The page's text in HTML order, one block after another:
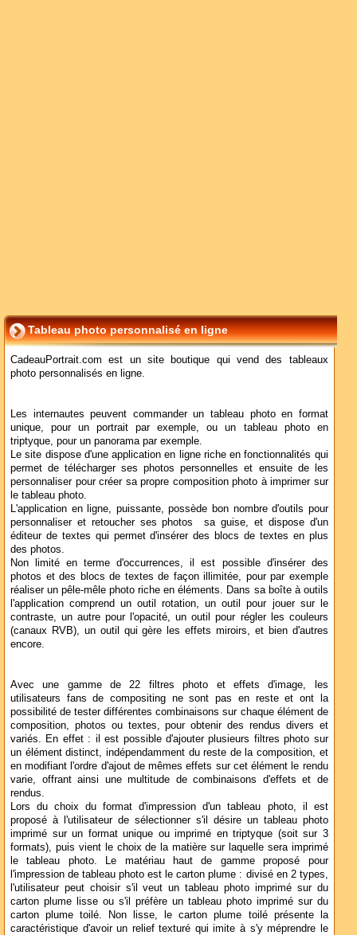
Tableau photo personnalisé en ligne
CadeauPortrait.com est un site boutique qui vend des tableaux
photo personnalisés en ligne.
Les internautes peuvent commander un tableau photo en format
unique, pour un portrait par exemple, ou un tableau photo en
triptyque, pour un panorama par exemple.
Le site dispose d'une application en ligne riche en fonctionnalités qui
permet de télécharger ses photos personnelles et ensuite de les
personnaliser pour créer sa propre composition photo à imprimer sur
le tableau photo.
L'application en ligne, puissante, possède bon nombre d'outils pour
personnaliser et retoucher ses photos sa guise, et dispose d'un
éditeur de textes qui permet d'insérer des blocs de textes en plus
des photos.
Non limité en terme d'occurrences, il est possible d'insérer des
photos et des blocs de textes de façon illimitée, pour par exemple
réaliser un pêle-mêle photo riche en éléments. Dans sa boîte à outils
l'application comprend un outil rotation, un outil pour jouer sur le
contraste, un autre pour l'opacité, un outil pour régler les couleurs
(canaux RVB), un outil qui gère les effets miroirs, et bien d'autres
encore.
Avec une gamme de 22 filtres photo et effets d'image, les
utilisateurs fans de compositing ne sont pas en reste et ont la
possibilité de tester différentes combinaisons sur chaque élément de
composition, photos ou textes, pour obtenir des rendus divers et
variés. En effet : il est possible d'ajouter plusieurs filtres photo sur
un élément distinct, indépendamment du reste de la composition, et
en modifiant l'ordre d'ajout de mêmes effets sur cet élément le rendu
varie, offrant ainsi une multitude de combinaisons d'effets et de
rendus.
Lors du choix du format d'impression d'un tableau photo, il est
proposé à l'utilisateur de sélectionner s'il désire un tableau photo
imprimé sur un format unique ou imprimé en triptyque (soit sur 3
formats), puis vient le choix de la matière sur laquelle sera imprimé
le tableau photo. Le matériau haut de gamme proposé pour
l'impression de tableau photo est le carton plume : divisé en 2 types,
l'utilisateur peut choisir s'il veut un tableau photo imprimé sur du
carton plume lisse ou s'il préfère un tableau photo imprimé sur du
carton plume toilé. Non lisse, le carton plume toilé présente la
caractéristique d'avoir un relief texturé qui imite à s'y méprendre le